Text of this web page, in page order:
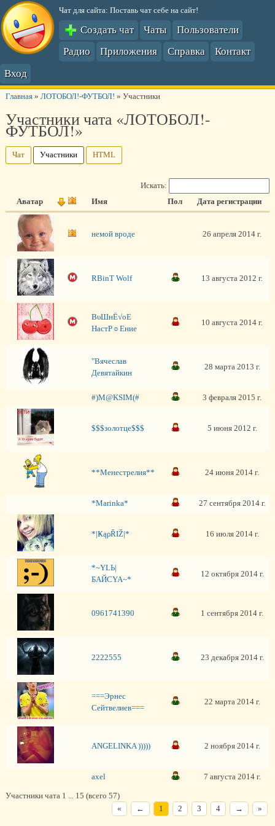
Чат для сайта: Поставь чат себе на сайт!
Создать чат Чаты
Пользователи
Радио
Приложения Справка
Контакт
Вход
Главная» ЛОТОБОЛ!-ФУТБОЛ! » Участники
Участники чата «ЛОТОБОЛ!-
ФУТБОЛ!»
Чат Участники HTML
Искать:
Аватар
Имя Пол Дата регистрации
немой вроде 26 апреля 2014 г.
RBinT Wolf 13 августа 2012 г.
ВυШнЁ√оЕ
НaстР☼Ениe
10 августа 2014 г.
"Вячеслав
Девятайкин
28 марта 2013 г.
#)M@KSIM(# 3 февраля 2015 г.
$$$золотце$$$ 5 июня 2012 г.
**Менестрелия** 24 июня 2014 г.
*Marinka* 27 сентября 2014 г.
*|ҜąρŘIŽ|* 16 июля 2014 г.
*~YLЬ|
БAЙСYA~*
12 октября 2014 г.
0961741390 1 сентября 2014 г.
2222555 23 декабря 2014 г.
===Эрнес
Сейтвелиев===
22 марта 2014 г.
ANGELINKA ))))) 2 ноября 2014 г.
axel 7 августа 2014 г.
Участники чата 1 ... 15 (всего 57)
«
← 1 2 3 4 → »